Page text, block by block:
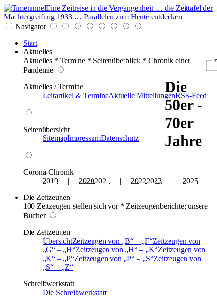
Eine Zeitreise in die Vergangenheit … die Zeittafel der
Machtergreifung 1933 … Parallelen zum Heute entdecken
Navigator
Start
Aktuelles
Aktuelles * Termine * Seitenüberblick * Chronik einer
Pandemie
Aktuelles / Termine
Leitartikel & TermineAktuelle MitteilungenRSS-Feed
Seitenübersicht
SitemapImpressumDatenschutz
Corona-Chronik
2019 | 20202021 | 20222023 | 2025
Die Zeitzeugen
100 Zeitzeugen stellen sich vor * Zeitzeugenberichte; unsere
Bücher
Die Zeitzeugen
ÜbersichtZeitzeugen von B – F Zeitzeugen von
G
– H Zeitzeugen von H – K Zeitzeugen von
K
– P Zeitzeugen von P – S Zeitzeugen von
S
–
Z
Schreibwerkstatt
Die Schreibwerkstatt
Die
50er -
70er
Jahre